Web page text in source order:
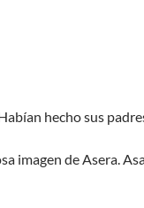
hecho sus
imagen de Asera.